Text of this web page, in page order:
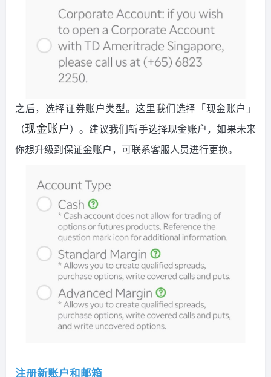
之后，选择证券账户类型。这里我们选择「现金账户」
（现金账户）。建议我们新手选择现金账户，如果未来
你想升级到保证金账户，可联系客服人员进行更换。
注册新账户和邮箱